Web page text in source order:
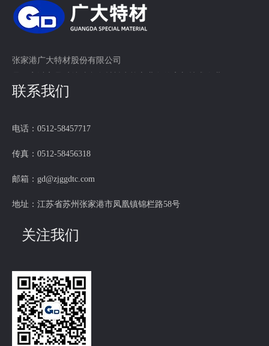
姚书记详细介绍了固阳县的发展现状、招商政策、工业园优
年光照充足，太阳能较强，风能资源丰富。最后姚书记认为此次来
看，进一步加深双方交流。
张家港广大特材股份有限公司
联系我们
电话：0512-58457717
传真：0512-58456318
邮箱：gd@zjggdtc.com
地址：江苏省苏州张家港市凤凰镇锦栏路58号
关注我们